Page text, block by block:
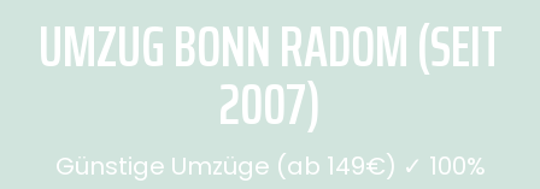
UMZUG BONN RADOM (SEIT
2007)
Günstige Umzüge (ab 149€) ✓ 100%